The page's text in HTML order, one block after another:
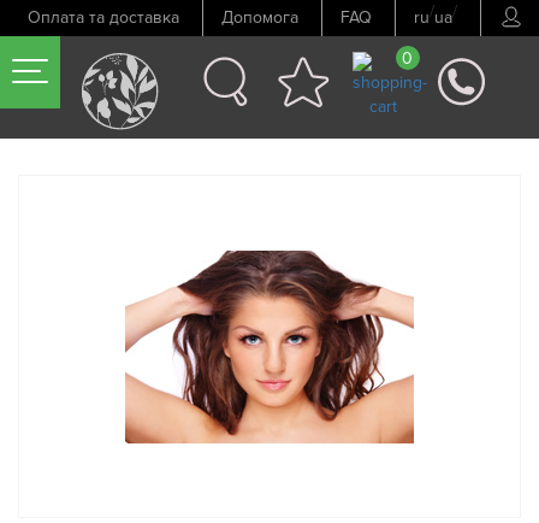
Оплата та доставка Допомога FAQ ru/ua/
0
Попередній товар Наступний товар